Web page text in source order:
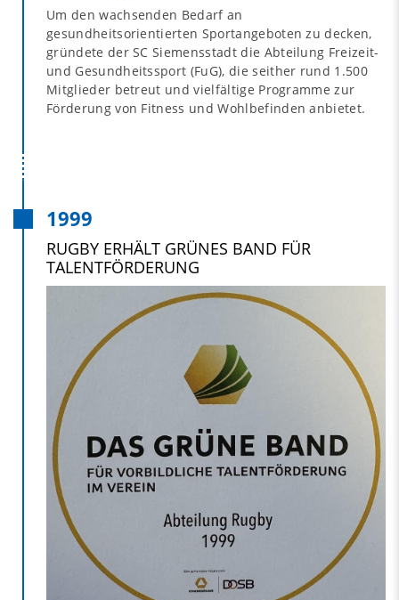
Um den wachsenden Bedarf an
gesundheitsorientierten Sportangeboten zu decken,
gründete der SC Siemensstadt die Abteilung Freizeit-
und Gesundheitssport (FuG), die seither rund 1.500
Mitglieder betreut und vielfältige Programme zur
Förderung von Fitness und Wohlbefinden anbietet.
1999
RUGBY ERHÄLT GRÜNES BAND FÜR
TALENTFÖRDERUNG